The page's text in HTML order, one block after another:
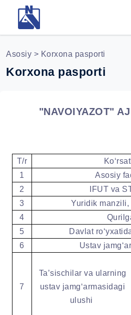
Asosiy > Korxona pasporti
Korxona pasporti
"NAVOIYAZOT"
T/r
1
Asosiy
2
IFUT va
3
Yuridik manzili,
4
5
Davlat
6
Ustav
7
Taʼsischilar va ularning
ustav jamgʻarmasidagi
ulushi